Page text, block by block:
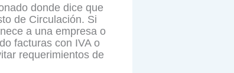
donde dice que
de Circulación. Si
a una empresa o
facturas con IVA o
requerimientos de